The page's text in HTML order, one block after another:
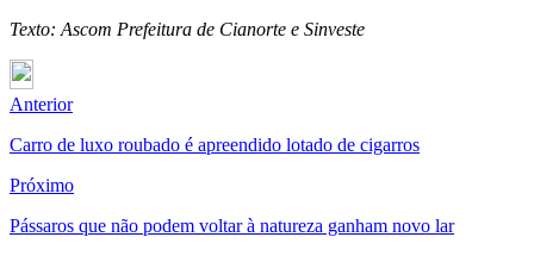
Texto: Ascom Prefeitura de Cianorte e Sinveste
Anterior
Carro de luxo roubado é apreendido lotado de cigarros
Próximo
Pássaros que não podem voltar à natureza ganham novo lar